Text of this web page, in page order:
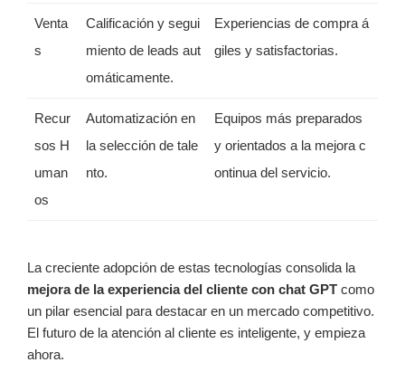
Venta
s
Calificación y segui
miento de leads aut
omáticamente.
Experiencias de compra á
giles y satisfactorias.
Recur
sos H
uman
os
Automatización en
la selección de tale
nto.
Equipos más preparados
y orientados a la mejora c
ontinua del servicio.
La creciente adopción de estas tecnologías consolida la
mejora de la experiencia del cliente con chat GPT como
un pilar esencial para destacar en un mercado competitivo.
El futuro de la atención al cliente es inteligente, y empieza
ahora.